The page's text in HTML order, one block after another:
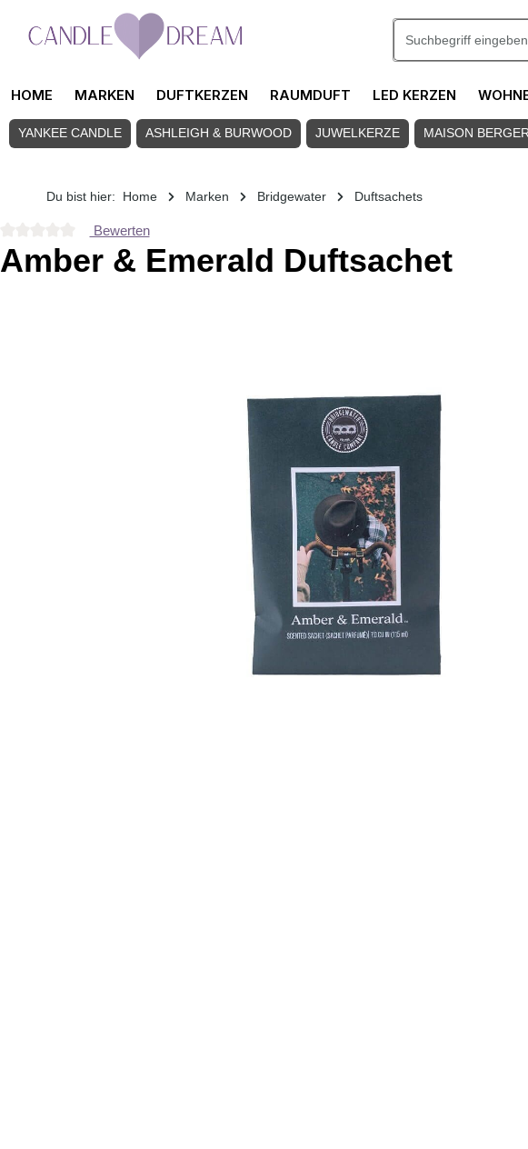
Zum Hauptinhalt springen
HOME MARKEN DUFTKERZEN RAUMDUFT LED KERZEN
YANKEE CANDLE ASHLEIGH & BURWOOD JUWELKERZE MAISON
Du bist hier: Home Marken Bridgewater Duftsachets
Durchschnittliche Bewertung von 0 von 5 Sternen
Bewerten
Amber & Emerald Duftsachet